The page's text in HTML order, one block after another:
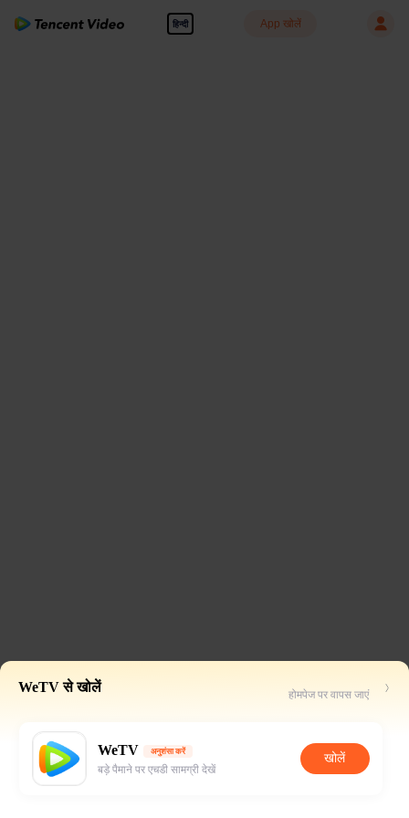
हिन्दी App खोलें
WeTV से खोलें होमपेज पर वापस जाएं
WeTV अनुशंसा करें
बड़े पैमाने पर एचडी सामग्री देखें
खोलें